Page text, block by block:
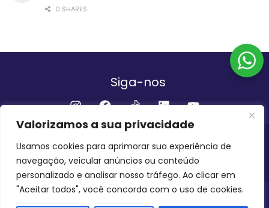
Valorizamos a sua privacidade
Usamos cookies para aprimorar sua experiência de
navegação, veicular anúncios ou conteúdo
personalizado e analisar nosso tráfego. Ao clicar em
"Aceitar todos", você concorda com o uso de cookies.
0 SHARES
Siga-nos
Institucional
QUEM SOMOS FALE CONOSCO
INVEST AMAZÔNIA BRASIL